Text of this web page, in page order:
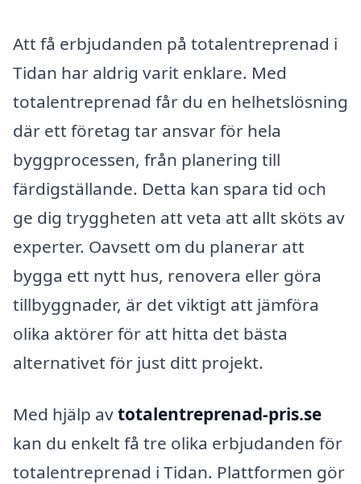
Att få erbjudanden på totalentreprenad i
Tidan har aldrig varit enklare. Med
totalentreprenad får du en helhetslösning
där ett företag tar ansvar för hela
byggprocessen, från planering till
färdigställande. Detta kan spara tid och
ge dig tryggheten att veta att allt sköts av
experter. Oavsett om du planerar att
bygga ett nytt hus, renovera eller göra
tillbyggnader, är det viktigt att jämföra
olika aktörer för att hitta det bästa
alternativet för just ditt projekt.
Med hjälp avtotalentreprenad-pris.se
kan du enkelt få tre olika erbjudanden för
totalentreprenad i Tidan. Plattformen gör